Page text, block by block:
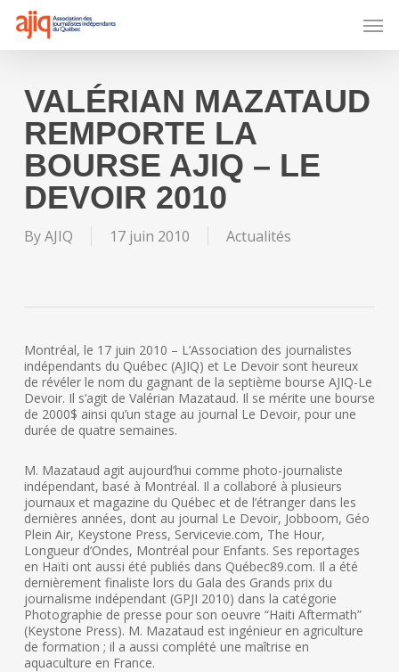
main
content
VALÉRIAN MAZATAUD
REMPORTE LA
BOURSE AJIQ – LE
DEVOIR 2010
ByAJIQ 17 juin 2010 Actualités
Montréal, le 17 juin 2010 – L’Association des journalistes
indépendants du Québec (AJIQ) et Le Devoir sont heureux
de révéler le nom du gagnant de la septième bourse AJIQ-Le
Devoir. Il s’agit de Valérian Mazataud. Il se mérite une bourse
de 2000$ ainsi qu’un stage au journal Le Devoir, pour une
durée de quatre semaines.
M. Mazataud agit aujourd’hui comme photo-journaliste
indépendant, basé à Montréal. Il a collaboré à plusieurs
journaux et magazine du Québec et de l’étranger dans les
dernières années, dont au journal Le Devoir, Jobboom, Géo
Plein Air, Keystone Press, Servicevie.com, The Hour,
Longueur d’Ondes, Montréal pour Enfants. Ses reportages
en Haïti ont aussi été publiés dans Québec89.com. Il a été
dernièrement finaliste lors du Gala des Grands prix du
journalisme indépendant (GPJI 2010) dans la catégorie
Photographie de presse pour son oeuvre “Haiti Aftermath”
(Keystone Press). M. Mazataud est ingénieur en agriculture
de formation ; il a aussi complété une maîtrise en
aquaculture en France.